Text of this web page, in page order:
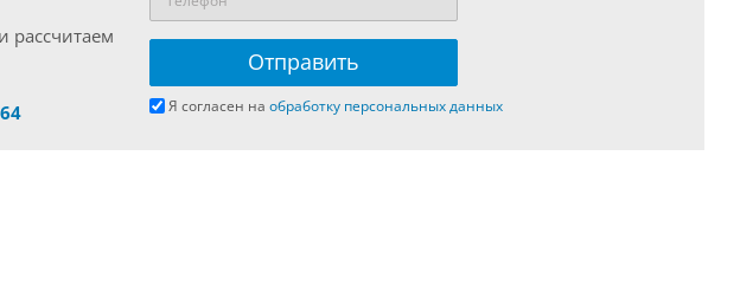
рассчитаем
Я согласен на обработку персональных данных